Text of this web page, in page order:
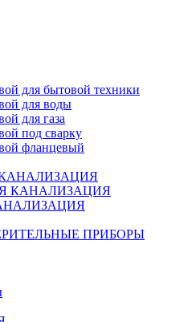
для бытовой техники
для воды
для газа
под сварку
фланцевый
КАНАЛИЗАЦИЯ
ПРИБОРЫ